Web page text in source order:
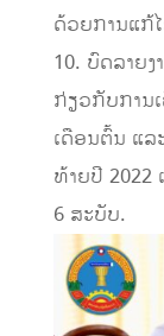
ດ້ວຍການແກ້
10. ບົດລາຍ
ກ່ຽວກັບການ
ເດືອນຕົ້ນ ແລ
ທ້າຍປີ 2022
6 ສະບັບ.